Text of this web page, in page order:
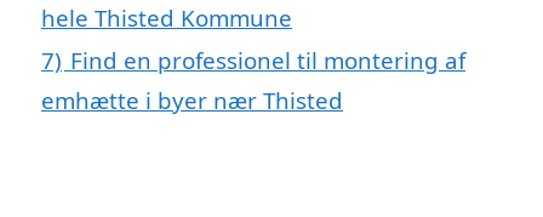
hele Thisted Kommune
7) Find en professionel til montering af
emhætte i byer nær Thisted